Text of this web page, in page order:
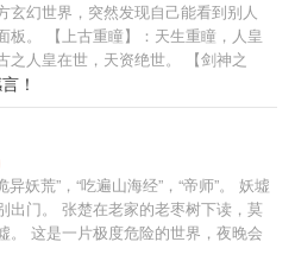
满！ ———————— 这是一个以八段
为根本法，坐看天下风云的长生故
玄幻世界，突然发现自己能看到别人
板。 【上古重瞳】：天生重瞳，人皇
之人皇在世，天资绝世。 【剑神之
极其出众，在凡人之中可称神，修行
日千里。 【不堕轮回】：天生禁忌，
中，可保持真灵不昧转世重生 【绝世
世，魅力无双，一笑倾城，再笑倾
词条组成了一位位绝世天骄。 ..... 他
词条可以不断升级。 身强体壮（白）
）→龙虎之躯（蓝）→???（金） 悟
？？？（金） 并且他发现自己可以不
！
异妖荒”，“吃遍山海经”，“帝师”。 妖墟
出门。 张楚在老家的老枣树下读，莫
。 这是一片极度危险的世界，夜晚会